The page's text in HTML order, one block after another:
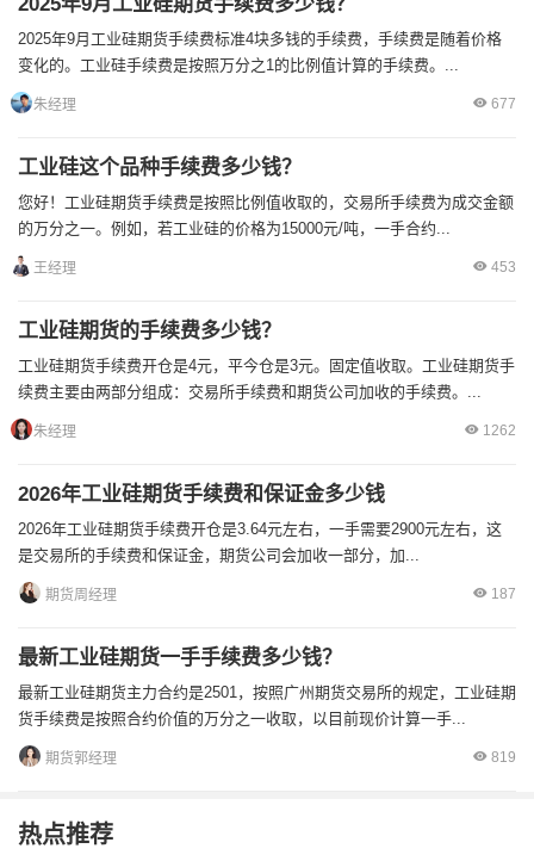
2025年9月工业硅期货手续费标准4块多钱的手续费，手续费是随着价格
变化的。工业硅手续费是按照万分之1的比例值计算的手续费。...
朱经理 677
工业硅这个品种手续费多少钱？
您好！工业硅期货手续费是按照比例值收取的，交易所手续费为成交金额
的万分之一。例如，若工业硅的价格为15000元/吨，一手合约...
王经理 453
工业硅期货的手续费多少钱？
工业硅期货手续费开仓是4元，平今仓是3元。固定值收取。工业硅期货手
续费主要由两部分组成：交易所手续费和期货公司加收的手续费。...
朱经理 1262
2026年工业硅期货手续费和保证金多少钱
2026年工业硅期货手续费开仓是3.64元左右，一手需要2900元左右，这
是交易所的手续费和保证金，期货公司会加收一部分，加...
期货周经理 187
最新工业硅期货一手手续费多少钱？
最新工业硅期货主力合约是2501，按照广州期货交易所的规定，工业硅期
货手续费是按照合约价值的万分之一收取，以目前现价计算一手...
期货郭经理 819
热点推荐